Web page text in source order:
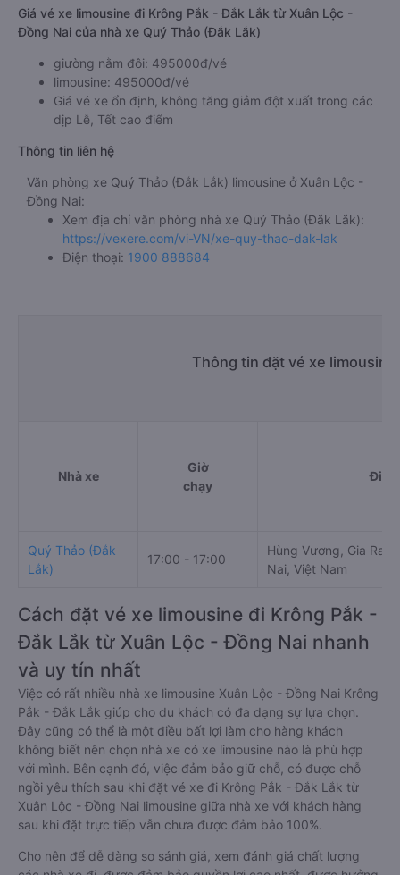
Giá vé xe limousine đi Krông Pắk - Đắk Lắk từ Xuân Lộc -
Đồng Nai của nhà xe Quý Thảo (Đắk Lắk)
giường nằm đôi: 495000đ/vé
limousine: 495000đ/vé
Giá vé xe ổn định, không tăng giảm đột xuất trong các
dịp Lễ, Tết cao điểm
Thông tin liên hệ
Văn phòng xe Quý Thảo (Đắk Lắk) limousine ở Xuân Lộc -
Đồng Nai:
Xem địa chỉ văn phòng nhà xe Quý Thảo (Đắk Lắk):
https://vexere.com/vi-VN/xe-quy-thao-dak-lak
Điện thoại: 1900 888684
Thông tin đặt vé xe limousine
Nhà xe
Giờ
chạy
Quý Thảo (Đắk
Lắk)
17:00 - 17:00
Hùng Vương, Gia
Nai, Việt Nam
Cách đặt vé xe limousine đi Krông Pắk -
Đắk Lắk từ Xuân Lộc - Đồng Nai nhanh
và uy tín nhất
Việc có rất nhiều nhà xe limousine Xuân Lộc - Đồng Nai Krông
Pắk - Đắk Lắk giúp cho du khách có đa dạng sự lựa chọn.
Đây cũng có thể là một điều bất lợi làm cho hàng khách
không biết nên chọn nhà xe có xe limousine nào là phù hợp
với mình. Bên cạnh đó, việc đảm bảo giữ chỗ, có được chỗ
ngồi yêu thích sau khi đặt vé xe đi Krông Pắk - Đắk Lắk từ
Xuân Lộc - Đồng Nai limousine giữa nhà xe với khách hàng
sau khi đặt trực tiếp vẫn chưa được đảm bảo 100%.
Cho nên để dễ dàng so sánh giá, xem đánh giá chất lượng